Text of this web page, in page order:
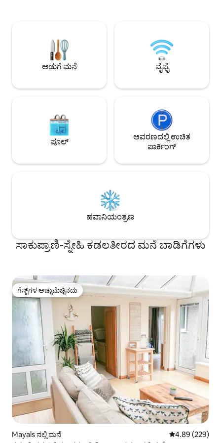
ಮೇಳವನ್ನು ಹೊಂದಿದ್ದೀರಿ. ನೀವು ಕುಟುಂಬ
ರಜಾದಿನವನ್ನು ಹುಡುಕುತ್ತಿರಲಿ ಅಥವಾ ದಂಪತಿಗಳು
ವಿರಾಮವನ್ನು ಹುಡುಕುತ್ತಿರಲಿ, ಅದಕ್ಕೆ
ಸರಿಹೊಂದುವಂತೆ ಸಾಕಷ್ಟು ಸ್ಥಳೀಯ ಆಕರ್ಷಣೆಗಳಿವೆ.
ನಿಮಿಷಗಳಷ್ಟು ದೂರ
ನಡೆಯಲು ಬಯಸಿದರೆ
ಅಲ್ಲಿಗೆ ಕರೆದೊಯ್ಯಲಿ. ಅದ್ಭುತ ಸ್ಥಳೀಯ ಪಬ್‌ಗಳು
ಮತ್ತು ರೆಸ್ಟೋರೆಂಟ್.
ಅಡುಗೆ ಮನೆ ವೈಫೈ
ಪೂಲ್
ಆವರಣದಲ್ಲಿ ಉಚಿತ
ಪಾರ್ಕಿಂಗ್
ಹವಾನಿಯಂತ್ರಣ
ಸಾಕುಪ್ರಾಣಿ-ಸ್ನೇಹಿ ಕಡಲತೀರದ ಮನೆ ಬಾಡಿಗೆಗಳು
ಗೆಸ್ಟ್‌ಗಳ ಅಚ್ಚುಮೆಚ್ಚಿನದು
ಗೆಸ್ಟ್‌ಗಳ ಅಚ್ಚುಮೆಚ್ಚಿನದು
Mayals ನಲ್ಲಿ ಮನೆ 5 ರಲ್ಲಿ 4.89
4.89 (229)